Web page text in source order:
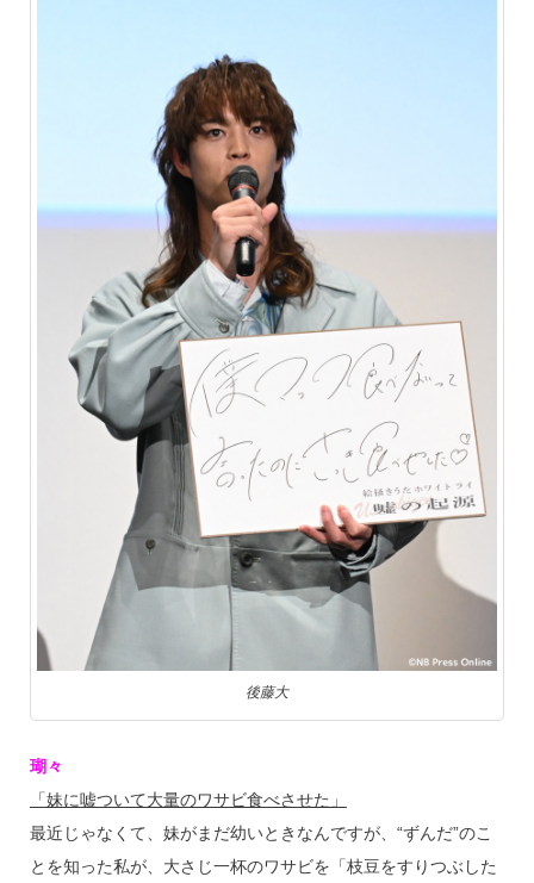
後藤大
瑚々
「妹に嘘ついて大量のワサビ食べさせた」
最近じゃなくて、妹がまだ幼いときなんですが、“ずんだ”のこ
とを知った私が、大さじ一杯のワサビを「枝豆をすりつぶした